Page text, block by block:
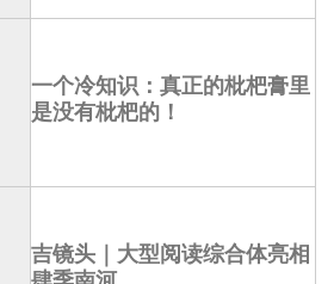
一个冷知识：真正的枇杷膏里
是没有枇杷的！
吉镜头｜大型阅读综合体亮相